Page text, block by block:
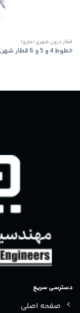
قطار درون شهری (مترو)
خطوط 4 و 5 و 6 قطار شهری شیراز
دسترسی سریع
صفحه اصلی